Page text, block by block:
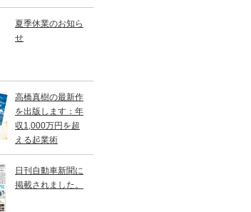
夏季休業のお知ら
せ
高橋真樹の最新作
を出版します：年
収1,000万円を超
える起業術
日刊自動車新聞に
掲載されました。